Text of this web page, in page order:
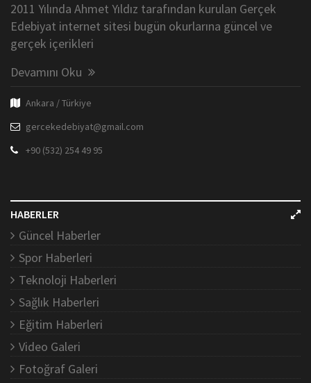
2011 Yılında Ahmet Yıldız tarafından kurulan Gerçek
Edebiyat internet sitesi bugün okurlarına güncel ve
gerçek içerikleri
Devamını Oku
Ankara / Türkiye
gercekedebiyat@gmail.com
+90 (532) 254 49 95
HABERLER
Güncel Haberler
Spor Haberleri
Teknoloji Haberleri
Sağlık Haberleri
Eğitim Haberleri
Video Galeri
Fotoğraf Galeri